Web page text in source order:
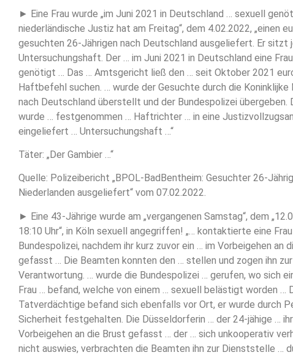
► Eine Frau wurde „im Juni 2021 in Deutschland … sexuell
niederländische Justiz hat am Freitag“, dem 4.02.2022, „einen
gesuchten 26-Jährigen nach Deutschland ausgeliefert. Er sitzt
Untersuchungshaft. Der … im Juni 2021 in Deutschland eine
genötigt … Das … Amtsgericht ließ den … seit Oktober 2021
Haftbefehl suchen. … wurde der Gesuchte durch die Koninklijke
nach Deutschland überstellt und der Bundespolizei übergeben.
wurde … festgenommen … Haftrichter … in eine
eingeliefert … Untersuchungshaft …“
Täter: „Der Gambier …“
Quelle: Polizeibericht „BPOL-BadBentheim: Gesuchter 26-
Niederlanden ausgeliefert“ vom 07.02.2022.
► Eine 43-Jährige wurde am „vergangenen Samstag“, dem
18:10 Uhr“, in Köln sexuell angegriffen! „… kontaktierte eine
Bundespolizei, nachdem ihr kurz zuvor ein … im Vorbeigehen an
gefasst … Die Beamten konnten den … stellen und zogen ihn zur
Verantwortung. … wurde die Bundespolizei … gerufen, wo sich
Frau … befand, welche von einem … sexuell belästigt worden …
Tatverdächtige befand sich ebenfalls vor Ort, er wurde durch
Sicherheit festgehalten. Die Düsseldorferin … der 24-jähige …
Vorbeigehen an die Brust gefasst … der … sich unkooperativ
nicht auswies, verbrachten die Beamten ihn zur Dienststelle …